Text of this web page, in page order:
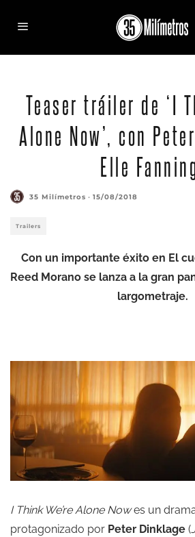
Teaser tráiler de ‘I
Alone Now’, con
Elle
35 Milímetros · 15/08/2018
Trailers
Con un importante éxito en El
Reed Morano se lanza a la gran
largometraje.
I Think We’re Alone Nowes un
protagonizado por Peter Dinklage (